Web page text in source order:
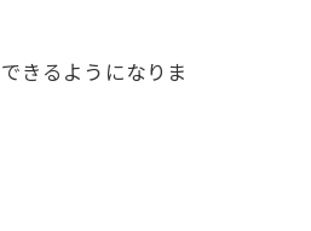
きるようになりま